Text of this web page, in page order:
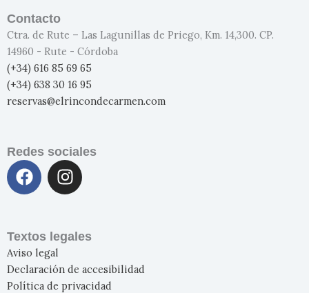
Contacto
Ctra. de Rute – Las Lagunillas de Priego, Km. 14,300. CP.
14960 - Rute - Córdoba
(+34) 616 85 69 65
(+34) 638 30 16 95
reservas@elrincondecarmen.com
Redes sociales
F
a
c
b
o
o
k
I
n
s
a
r
a
Textos legales
Aviso legal
Declaración de accesibilidad
Política de privacidad